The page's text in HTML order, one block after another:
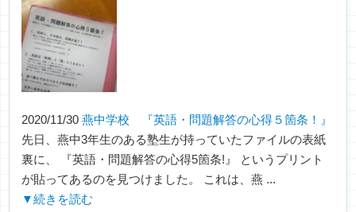
2020/11/30 燕中学校 『英語・問題解答の心得５箇条！』
先日、燕中3年生のある塾生が持っていたファイルの表紙
裏に、 『英語・問題解答の心得5箇条!』 というプリント
が貼ってあるのを見つけました。 これは、燕 ...
▼続きを読む